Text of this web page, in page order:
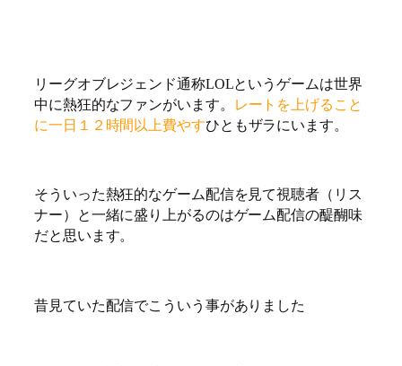
リーグオブレジェンド通称LOLというゲームは世界
中に熱狂的なファンがいます。
レートを上げること
に一日１２時間以上費やすひともザラにいます。
そういった熱狂的なゲーム配信を見て視聴者（リス
ナー）と一緒に盛り上がるのはゲーム配信の醍醐味
だと思います。
昔見ていた配信でこういう事がありました